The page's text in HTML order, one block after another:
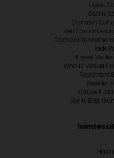
Üyelik
Gizlilik
Domain
Veri
Domain Yenileme
İade
Kişisel
Who is Verileri
Registrant
Reseller
Kötüye
Üyelik Bilgi